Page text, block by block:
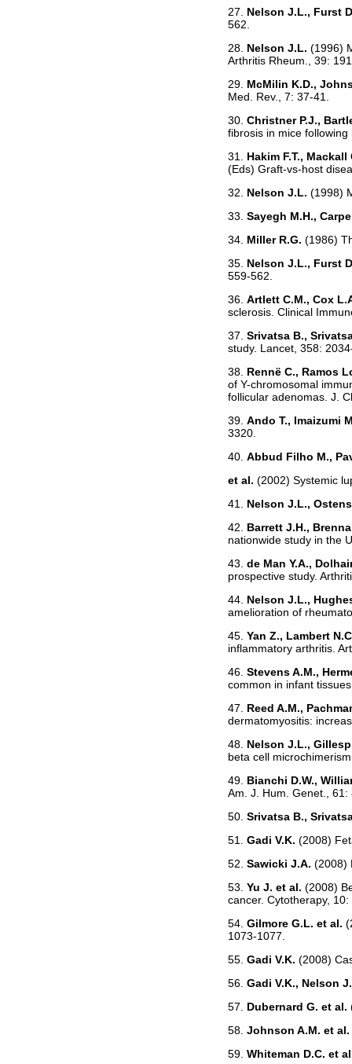
27. Nelson J.L., Furst
562.
28. Nelson J.L. (1996)
Arthritis Rheum., 39:
29. McMilin K.D.,
Med. Rev., 7: 37-41.
30. Christner P.J.,
fibrosis in mice
31. Hakim F.T.,
(Eds) Graft-vs-host
32. Nelson J.L. (1998)
33. Sayegh M.H.,
34. Miller R.G. (1986)
35. Nelson J.L., Furst
559-562.
36. Artlett C.M., Cox
sclerosis. Clinical
37. Srivatsa B.,
study. Lancet, 358:
38. Rennё C., Ramos
of Y-chromosomal
follicular adenomas. J.
39. Ando T., Imaizumi
3320.
40. Abbud Filho M.,
et al. (2002) Systemic
41. Nelson J.L.,
42. Barrett J.H.,
nationwide study in the
43. de Man Y.A.,
prospective study.
44. Nelson J.L.,
amelioration of
45. Yan Z., Lambert
inflammatory arthritis.
46. Stevens A.M.,
common in infant
47. Reed A.M.,
dermatomyositis:
48. Nelson J.L.,
beta cell
49. Bianchi D.W.,
Am. J. Hum. Genet., 61:
50. Srivatsa B.,
51. Gadi V.K. (2008)
52. Sawicki J.A. (2008)
53. Yu J. et al. (2008)
cancer. Cytotherapy,
54. Gilmore G.L. et al.
1073-1077.
55. Gadi V.K. (2008)
56. Gadi V.K., Nelson
57. Dubernard G. et al.
58. Johnson A.M. et al.
59. Whiteman D.C. et